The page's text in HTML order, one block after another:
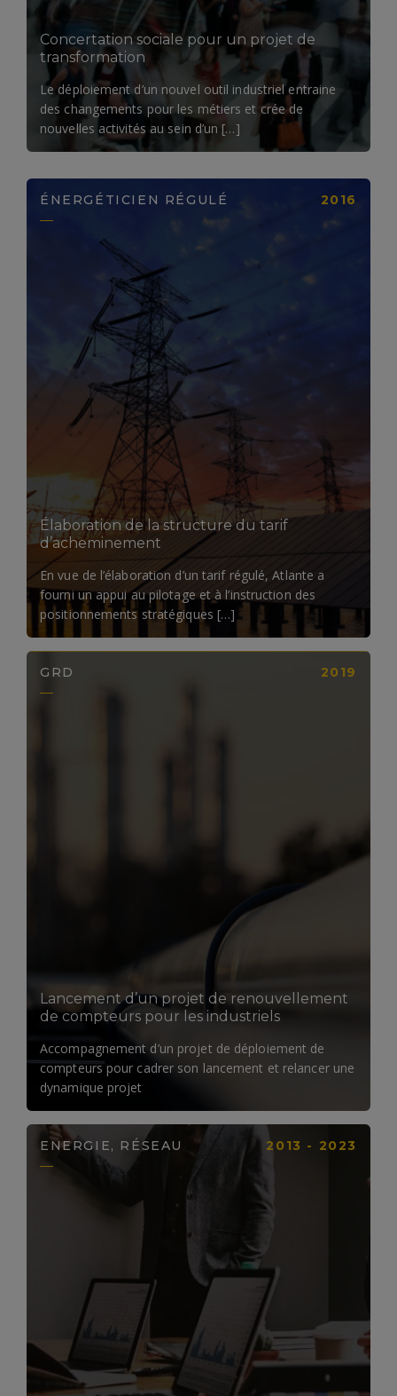
Concertation sociale pour un projet de
transformation
Le déploiement d’un nouvel outil industriel entraine
des changements pour les métiers et crée de
nouvelles activités au sein d’un […]
ÉNERGÉTICIEN RÉGULÉ 2016
Élaboration de la structure du tarif
d’acheminement
En vue de l’élaboration d’un tarif régulé, Atlante a
fourni un appui au pilotage et à l’instruction des
positionnements stratégiques […]
GRD 2019
Lancement d’un projet de renouvellement
de compteurs pour les industriels
Accompagnement d’un projet de déploiement de
compteurs pour cadrer son lancement et relancer une
dynamique projet
LIRE LA SUITE
ENERGIE, RÉSEAU 2013 - 2023